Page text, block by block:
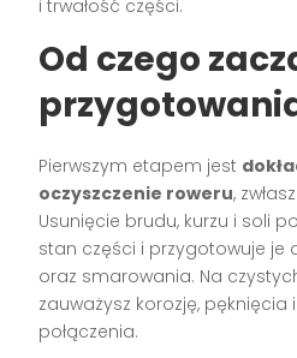
i trwałość części.
Od czego
Pierwszym etapem jest
oczyszczenie roweru,
Usunięcie brudu, kurzu i soli
stan części i przygotowuje je
oraz smarowania. Na
zauważysz korozję, pęknięcia
połączenia.